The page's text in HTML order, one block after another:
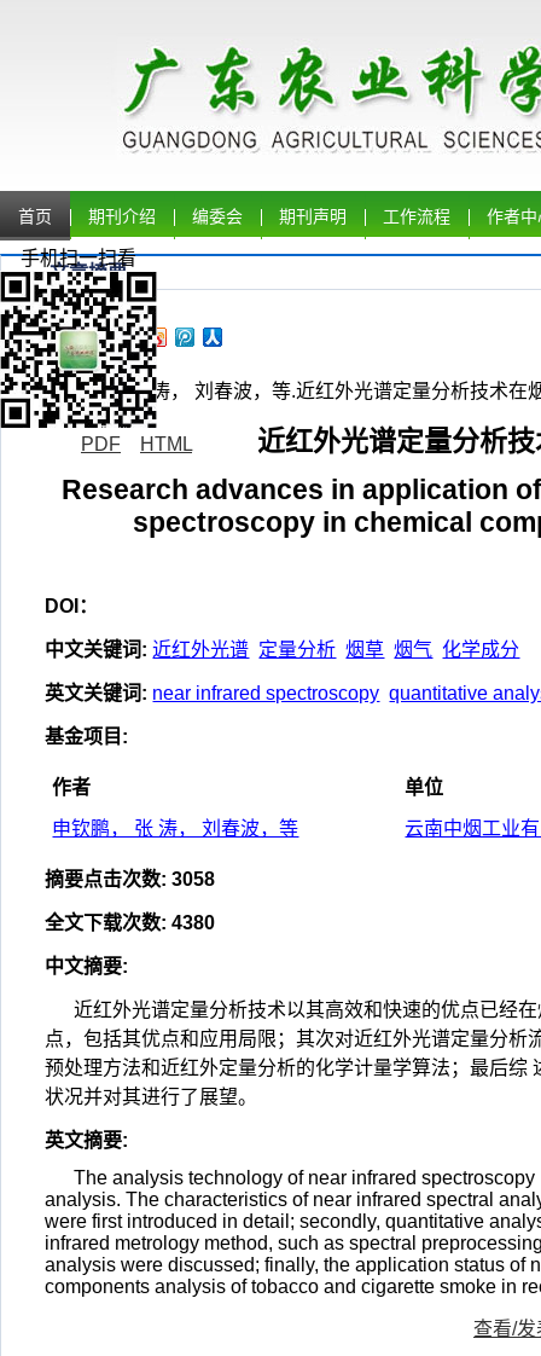
首页 期刊介绍 编委会 期刊声明 工作流程 作者中
文章摘要
申钦鹏， 张 涛， 刘春波，等.近红外光谱定量分析技术
PDF HTML
近红外光谱定量分析
Research advances in application
spectroscopy in chemical
DOI：
中文关键词: 近红外光谱 定量分析 烟草 烟气 化学成分
英文关键词: near infrared spectroscopy quantitative
基金项目 :
作者
单位
申钦鹏， 张 涛， 刘春波，等
云南中烟工业
摘要点击次数: 3058
全文下载次数: 4380
中文摘要:
近红外光谱定量分析技术以其高效和快速的优点已经
点，包括其优点和应用局限；其次对近红外光谱定量分
预处理方法和近红外定量分析的化学计量学算法；最后
状况并对其进行了展望。
英文摘要:
The analysis technology of near infrared
analysis. The characteristics of near infrared spectral
were first introduced in detail; secondly, quantitative
infrared metrology method, such as spectral
analysis were discussed; finally, the application status
components analysis of tobacco and cigarette smoke in
查看/发
手机扫一扫看